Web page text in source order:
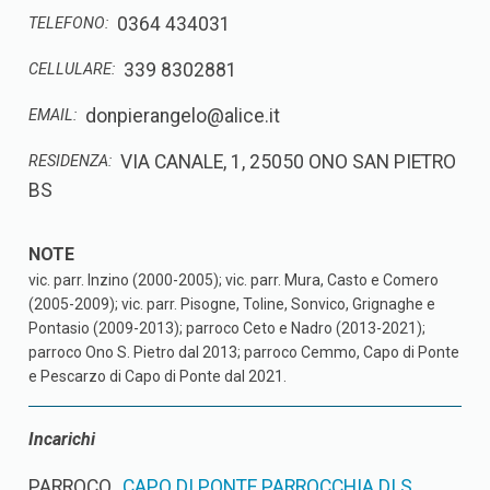
TELEFONO: 0364 434031
CELLULARE: 339 8302881
EMAIL: donpierangelo@alice.it
RESIDENZA: VIA CANALE, 1, 25050 ONO SAN PIETRO
BS
vic. parr. Inzino (2000-2005); vic. parr. Mura, Casto e Comero
(2005-2009); vic. parr. Pisogne, Toline, Sonvico, Grignaghe e
Pontasio (2009-2013); parroco Ceto e Nadro (2013-2021);
parroco Ono S. Pietro dal 2013; parroco Cemmo, Capo di Ponte
e Pescarzo di Capo di Ponte dal 2021.
Incarichi